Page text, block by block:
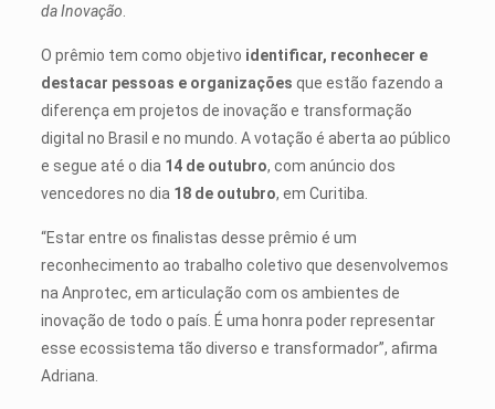
da Inovação
O prêmio tem como objetivo identificar, reconhecer e
destacar pessoas e organizações que estão fazendo a
diferença em projetos de inovação e transformação
digital no Brasil e no mundo. A votação é aberta ao público
e segue até o dia 14 de outubro, com anúncio dos
vencedores no dia 18 de outubro, em Curitiba.
“Estar entre os finalistas desse prêmio é um
reconhecimento ao trabalho coletivo que desenvolvemos
na Anprotec, em articulação com os ambientes de
inovação de todo o país. É uma honra poder representar
esse ecossistema tão diverso e transformador”, afirma
Adriana.